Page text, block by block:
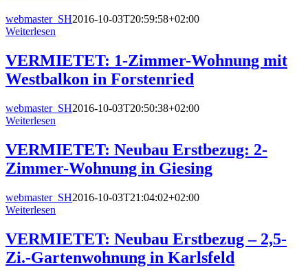
webmaster_SH2016-10-03T20:59:58+02:00
Weiterlesen
VERMIETET: 1-Zimmer-Wohnung mit
Westbalkon in Forstenried
webmaster_SH2016-10-03T20:50:38+02:00
Weiterlesen
VERMIETET: Neubau Erstbezug: 2-
Zimmer-Wohnung in Giesing
webmaster_SH2016-10-03T21:04:02+02:00
Weiterlesen
VERMIETET: Neubau Erstbezug – 2,5-
Zi.-Gartenwohnung in Karlsfeld